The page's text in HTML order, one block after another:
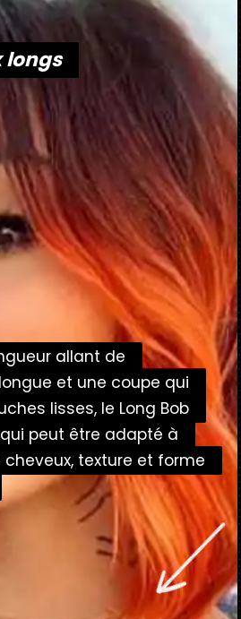
allant de
et une coupe qui
lisses, le Long Bob
peut être adapté à
texture et forme
allant de
et une coupe qui
lisses, le Long Bob
peut être adapté à
texture et forme
longs
longs